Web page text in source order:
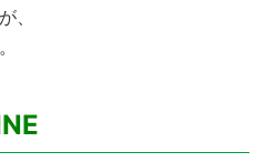
、